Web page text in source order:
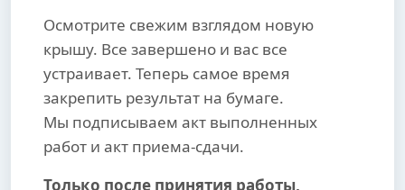
Осмотрите свежим взглядом новую
крышу. Все завершено и вас все
устраивает. Теперь самое время
закрепить результат на бумаге.
Мы подписываем акт выполненных
работ и акт приема-сдачи.
Только после принятия работы,